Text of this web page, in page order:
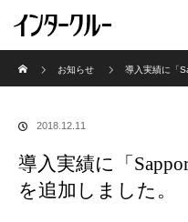
お知らせ
導入実績に「
2018.12.11
導入実績に「
を追加しました。